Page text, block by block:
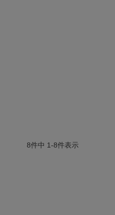
8件中 1-8件表示